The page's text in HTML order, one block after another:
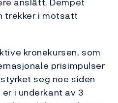
trekker i motsatt
kronekursen, som
prisimpulser
seg noe siden
i underkant av 3